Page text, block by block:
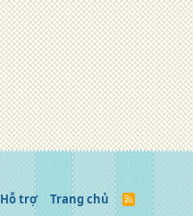
Hỗ trợ Trang chủ
R